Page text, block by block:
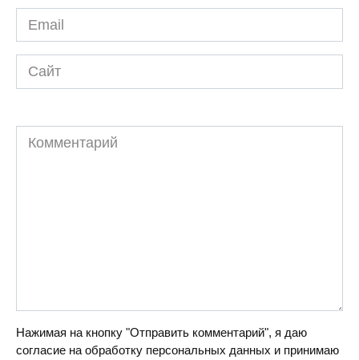
Email
*
Сайт
Комментарий
Нажимая на кнопку "Отправить комментарий", я даю
согласие на обработку персональных данных и принимаю